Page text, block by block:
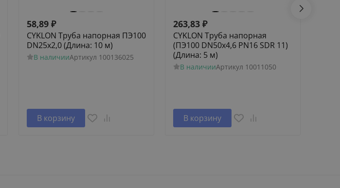
58,89 ₽
CYKLON Труба напорная ПЭ100
DN25х2,0 (Длина: 10 м)
В наличииАртикул 100136025
В корзину
263,83 ₽
CYKLON Труба напорная
(ПЭ100 DN50х4,6 PN16 SDR 11)
(Длина: 5 м)
В наличииАртикул 10011050
В корзину